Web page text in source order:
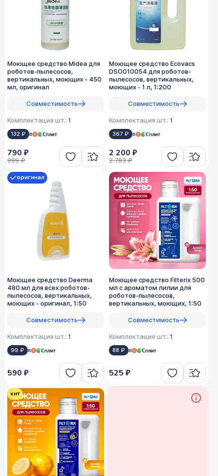
Моющее средство Midea для
роботов-пылесосов,
вертикальных, моющих - 450
мл, оригинал
Совместимость
Комплектация шт.: 1
132 ₽ в
790 ₽
999 ₽
Моющее средство Ecovacs
DSO010054 для роботов-
пылесосов, вертикальных,
моющих - 1 л, 1:200
Совместимость
Комплектация шт.: 1
367 ₽ в
2 200 ₽
2 783 ₽
Моющее средство Deerma
480 мл для всех роботов-
пылесосов, вертикальных,
моющих - оригинал, 1:50
Совместимость
Комплектация шт.: 1
99 ₽ в
оригинал
590 ₽
Моющее средство Filterix 500
мл с ароматом лилии для
роботов-пылесосов,
вертикальных, моющих, 1:50
Совместимость
Комплектация шт.: 1
88 ₽ в
525 ₽
хит